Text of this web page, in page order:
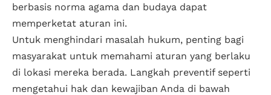
berbasis norma agama dan budaya dapat
memperketat aturan ini.
Untuk menghindari masalah hukum, penting bagi
masyarakat untuk memahami aturan yang berlaku
di lokasi mereka berada. Langkah preventif seperti
mengetahui hak dan kewajiban Anda di bawah